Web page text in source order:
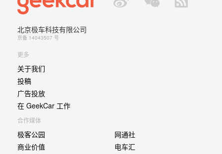
北京极车科技有限公司
京备 14043507 号
更多
关于我们
投稿
广告投放
在 GeekCar 工作
合作媒体
极客公园
商业价值
网通社
电车汇